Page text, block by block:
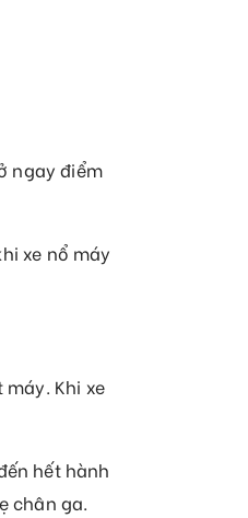
ngay điểm
xe nổ máy
Khi xe
hết hành
chân ga.